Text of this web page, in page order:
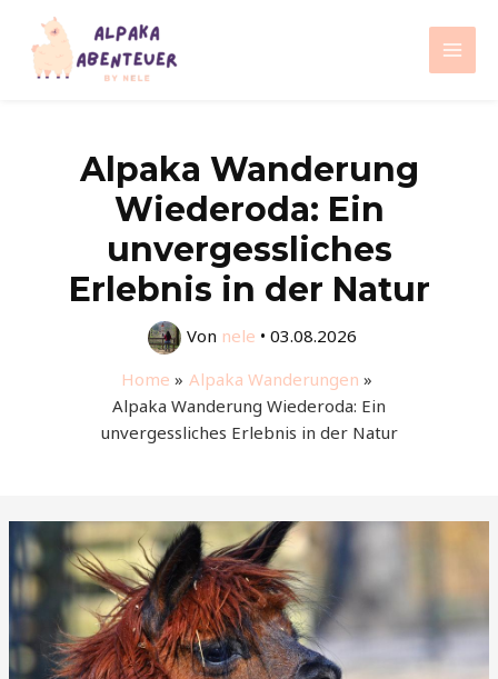
Inhalt
springen
Main
Alpaka Wanderung
Wiederoda: Ein
unvergessliches
Erlebnis in der Natur
Von nele • 03.08.2026
Home
Alpaka Wanderungen
Alpaka Wanderung Wiederoda: Ein
unvergessliches Erlebnis in der Natur